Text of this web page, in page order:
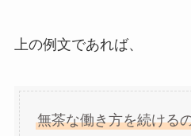
上の例文であれば、
無茶な働き方を続ける